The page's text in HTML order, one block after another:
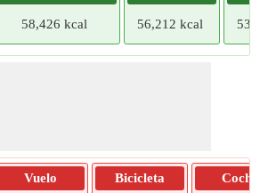
58,426 kcal 56,212 kcal
Vuelo
Bicicleta
Coche